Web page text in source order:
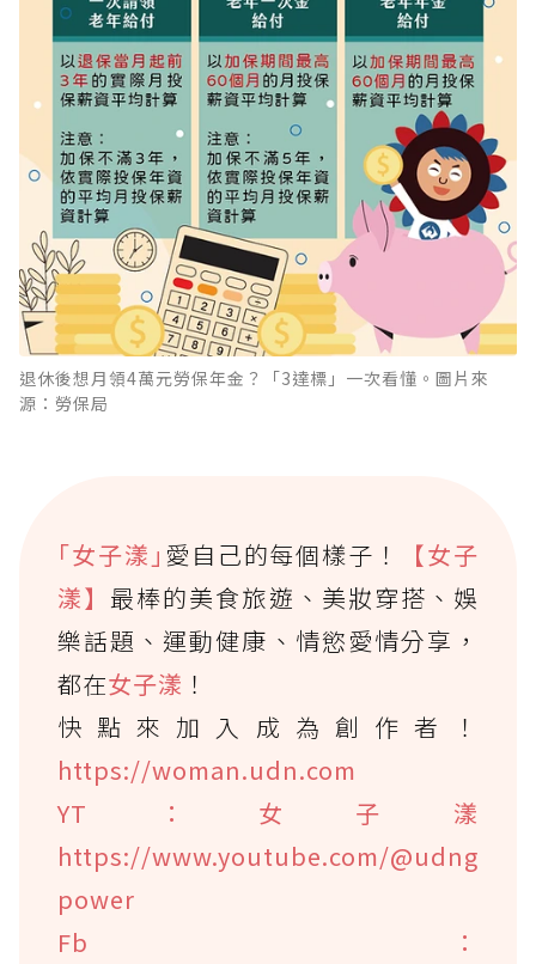
退休後想月領4萬元勞保年金？「3達標」一次看懂。圖片來
源：勞保局
｢女子漾｣ 愛自己的每個樣子！
【女子
漾】最棒的美食旅遊、美妝穿搭、娛
樂話題、運動健康、情慾愛情分享，
都在女子漾 ！
快點來加入成為創作者！
https://woman.udn.com
YT：女子漾
https://www.youtube.com/@udng
power
Fb：